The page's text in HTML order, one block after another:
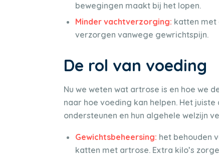
bewegingen maakt bij het lopen.
Minder vachtverzorging: katten met
verzorgen vanwege gewrichtspijn.
De rol van voeding
Nu we weten wat artrose is en hoe we
naar hoe voeding kan helpen. Het
ondersteunen en hun algehele welzijn
Gewichtsbeheersing: het behouden
katten met artrose. Extra kilo’s